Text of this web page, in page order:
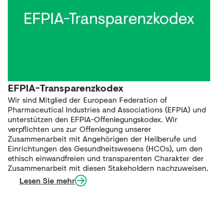
EFPIA-Transparenzkodex
Wir sind Mitglied der European Federation of
Pharmaceutical Industries and Associations (EFPIA) und
unterstützen den EFPIA-Offenlegungskodex. Wir
verpflichten uns zur Offenlegung unserer
Zusammenarbeit mit Angehörigen der Heilberufe und
Einrichtungen des Gesundheitswesens (HCOs), um den
ethisch einwandfreien und transparenten Charakter der
Zusammenarbeit mit diesen Stakeholdern nachzuweisen.
Lesen Sie mehr